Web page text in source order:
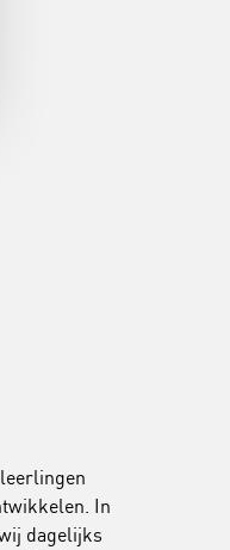
In
dagelijks